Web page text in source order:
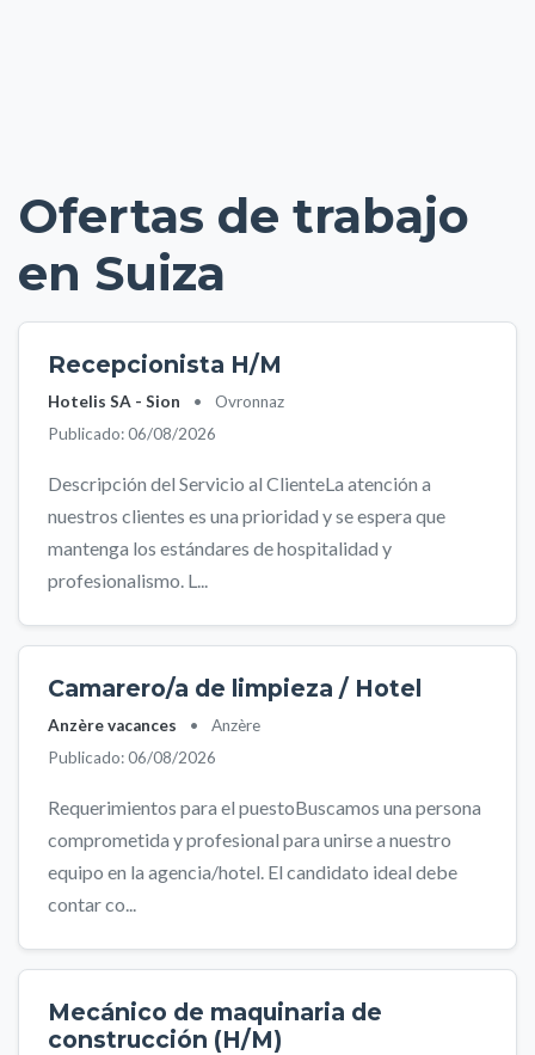
Ofertas de trabajo
en Suiza
Recepcionista H/M
Hotelis SA - Sion •
Ovronnaz
Publicado: 06/08/2026
Descripción del Servicio al ClienteLa atención a
nuestros clientes es una prioridad y se espera que
mantenga los estándares de hospitalidad y
profesionalismo. L...
Camarero/a de limpieza / Hotel
Anzère vacances •
Anzère
Publicado: 06/08/2026
Requerimientos para el puestoBuscamos una persona
comprometida y profesional para unirse a nuestro
equipo en la agencia/hotel. El candidato ideal debe
contar co...
Mecánico de maquinaria de
construcción (H/M)